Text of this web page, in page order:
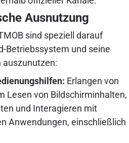
Ausnutzung
sind speziell darauf
Betriebssystem und seine
Erlangen von
Lesen von Bildschirminhalten,
und Interagieren mit
Anwendungen, einschließlich